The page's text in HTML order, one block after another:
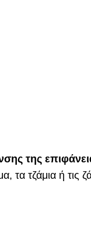
της
τζάμια ή τις